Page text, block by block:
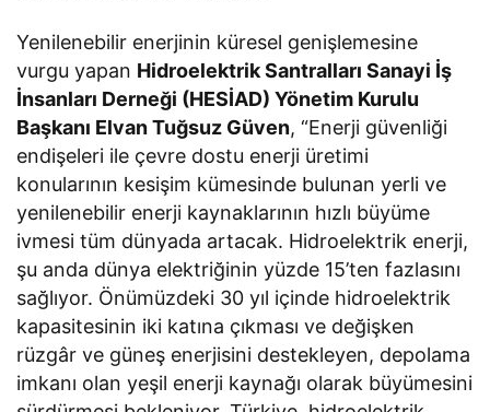
Yenilenebilir enerjinin küresel genişlemesine
vurgu yapan Hidroelektrik Santralları Sanayi İş
İnsanları Derneği (HESİAD) Yönetim Kurulu
Başkanı Elvan Tuğsuz Güven, “Enerji güvenliği
endişeleri ile çevre dostu enerji üretimi
konularının kesişim kümesinde bulunan yerli ve
yenilenebilir enerji kaynaklarının hızlı büyüme
ivmesi tüm dünyada artacak. Hidroelektrik enerji,
şu anda dünya elektriğinin yüzde 15’ten fazlasını
sağlıyor. Önümüzdeki 30 yıl içinde hidroelektrik
kapasitesinin iki katına çıkması ve değişken
rüzgâr ve güneş enerjisini destekleyen, depolama
imkanı olan yeşil enerji kaynağı olarak büyümesini